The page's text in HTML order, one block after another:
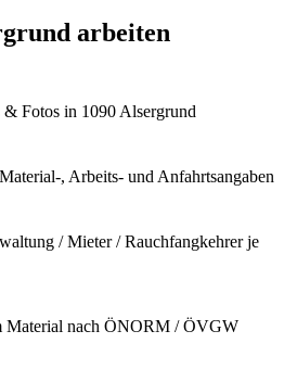
arbeiten
Fotos in 1090 Alsergrund
, Arbeits- und Anfahrtsangaben
/ Mieter / Rauchfangkehrer je
Material nach ÖNORM / ÖVGW